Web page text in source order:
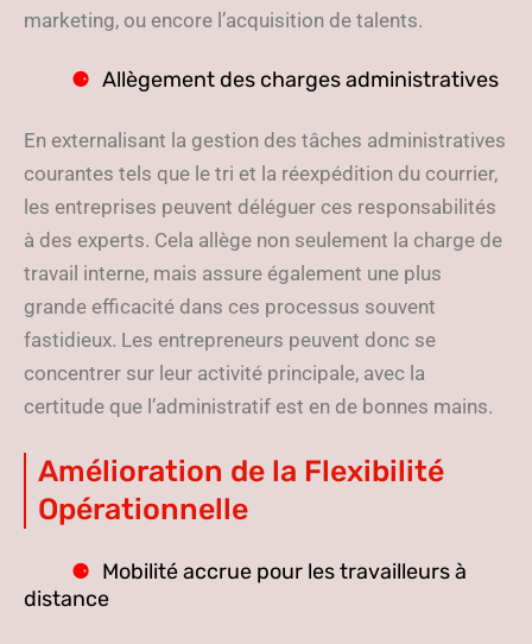
marketing, ou encore l’acquisition de talents.
Allègement des charges administratives
En externalisant la gestion des tâches administratives
courantes tels que le tri et la réexpédition du courrier,
les entreprises peuvent déléguer ces responsabilités
à des experts. Cela allège non seulement la charge de
travail interne, mais assure également une plus
grande efficacité dans ces processus souvent
fastidieux. Les entrepreneurs peuvent donc se
concentrer sur leur activité principale, avec la
certitude que l’administratif est en de bonnes mains.
Amélioration de la Flexibilité
Opérationnelle
Mobilité accrue pour les travailleurs à
distance